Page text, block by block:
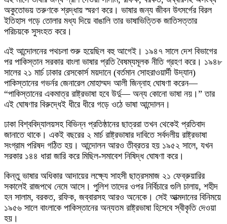
অকুতোভয় তরুণকে শ্রদ্ধায় স্মরণ করে। ভাষার জন্য জীবন উৎসর্গের বিরল
ইতিহাস গড়ে তোলার মধ্য দিয়ে বাঙালি তার ভাষাভিত্তিক জাতিসত্তার
পরিচয়কে সুসংহত করে।
এই আন্দোলনের পথচলা শুরু হয়েছিল বহু আগেই। ১৯৪৭ সালে দেশ বিভাগের
পর পাকিস্তান সরকার বাংলা ভাষার প্রতি বৈষম্যমূলক নীতি গ্রহণ করে। ১৯৪৮
সালের ২১ মার্চ ঢাকার রেসকোর্স ময়দানে (বর্তমান সোহরাওয়ার্দী উদ্যান)
পাকিস্তানের গভর্নর জেনারেল মোহাম্মদ আলী জিন্নাহ ঘোষণা করেন—
“পাকিস্তানের একমাত্র রাষ্ট্রভাষা হবে উর্দু— অন্য কোনো ভাষা নয়।” তার
এই ঘোষণার বিরুদ্ধেই ধীরে ধীরে গড়ে ওঠে ভাষা আন্দোলন।
ঢাকা বিশ্ববিদ্যালয়সহ বিভিন্ন প্রতিষ্ঠানের ছাত্ররা তখন থেকেই প্রতিবাদ
জানাতে থাকে। একই বছরের ২ মার্চ রাষ্ট্রভাষার দাবিতে সর্বদলীয় রাষ্ট্রভাষা
সংগ্রাম পরিষদ গঠিত হয়। আন্দোলন আরও তীব্রতর হয় ১৯৫২ সালে, যখন
সরকার ১৪৪ ধারা জারি করে মিছিল-সমাবেশ নিষিদ্ধ ঘোষণা করে।
কিন্তু ভাষার অধিকার আদায়ের লক্ষ্যে সাহসী ছাত্রসমাজ ২১ ফেব্রুয়ারির
সকালেই রাজপথে নেমে আসে। পুলিশ তাদের ওপর নির্বিচারে গুলি চালায়, শহীদ
হন সালাম, বরকত, রফিক, জব্বারসহ আরও অনেকে। সেই আত্মদানের বিনিময়ে
১৯৫৬ সালে বাংলাকে পাকিস্তানের অন্যতম রাষ্ট্রভাষা হিসেবে স্বীকৃতি দেওয়া
হয়।